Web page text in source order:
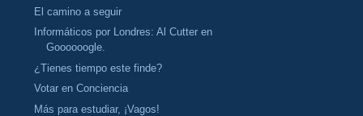
El camino a seguir
Informáticos por Londres: Al Cutter en
Goooooogle.
¿Tienes tiempo este finde?
Votar en Conciencia
Más para estudiar, ¡Vagos!